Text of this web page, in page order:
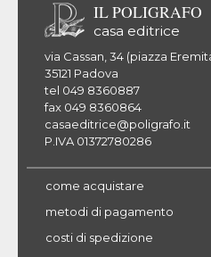
IL POLIGRAFO
casa editrice
via Cassan, 34 (piazza
35121 Padova
tel 049 8360887
fax 049 8360864
casaeditrice@poligrafo.it
P.IVA 01372780286
come acquistare
metodi di pagamento
costi di spedizione